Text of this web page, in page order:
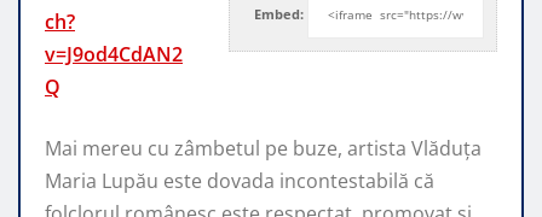
Embed:
ch?
v=J9od4CdAN2
Q
Mai mereu cu zâmbetul pe buze, artista Vlăduța
Maria Lupău este dovada incontestabilă că